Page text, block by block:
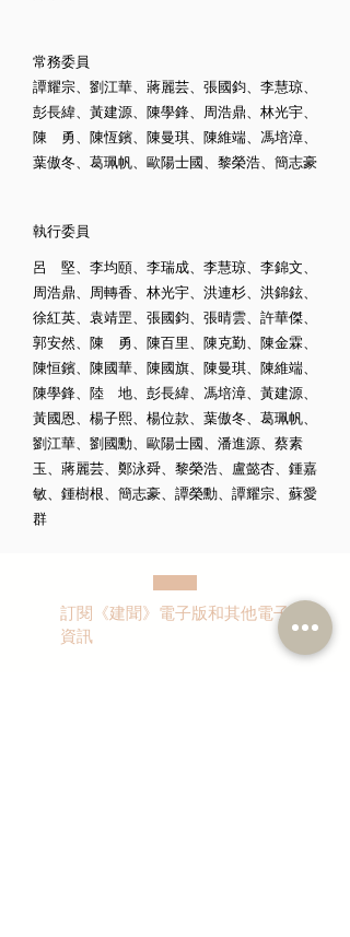
常務委員
譚耀宗、劉江華、蔣麗芸、張國鈞、李慧琼、
彭長緯、黃建源、陳學鋒、周浩鼎、林光宇、
陳 勇、陳恆鑌、陳曼琪、陳維端、馮培漳、
葉傲冬、葛珮帆、歐陽士國、黎榮浩、簡志豪
執行委員
呂 堅、李均頤、李瑞成、李慧琼、李錦文、
周浩鼎、周轉香、林光宇、洪連杉、洪錦鉉、
徐紅英、袁靖罡、張國鈞、張晴雲、許華傑、
郭安然、陳 勇、陳百里、陳克勤、陳金霖、
陳恒鑌、陳國華、陳國旗、陳曼琪、陳維端、
陳學鋒、陸 地、彭長緯、馮培漳、黃建源、
黃國恩、楊子熙、楊位款、葉傲冬、葛珮帆、
劉江華、劉國勳、歐陽士國、潘進源、蔡素
玉、蔣麗芸、鄭泳舜、黎榮浩、盧懿杏、鍾嘉
敏、鍾樹根、簡志豪、譚榮勳、譚耀宗、蘇愛
群
訂閱《建聞》電子版和其他電子
資訊